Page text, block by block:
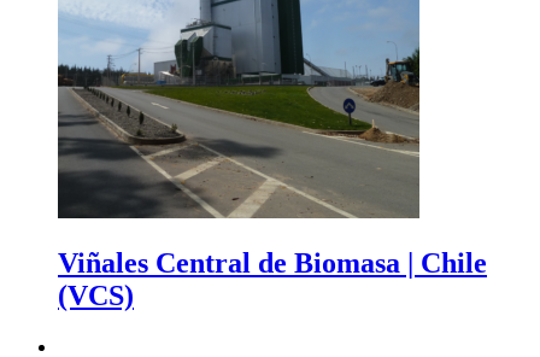
Viñales Central de Biomasa | Chile
(VCS)